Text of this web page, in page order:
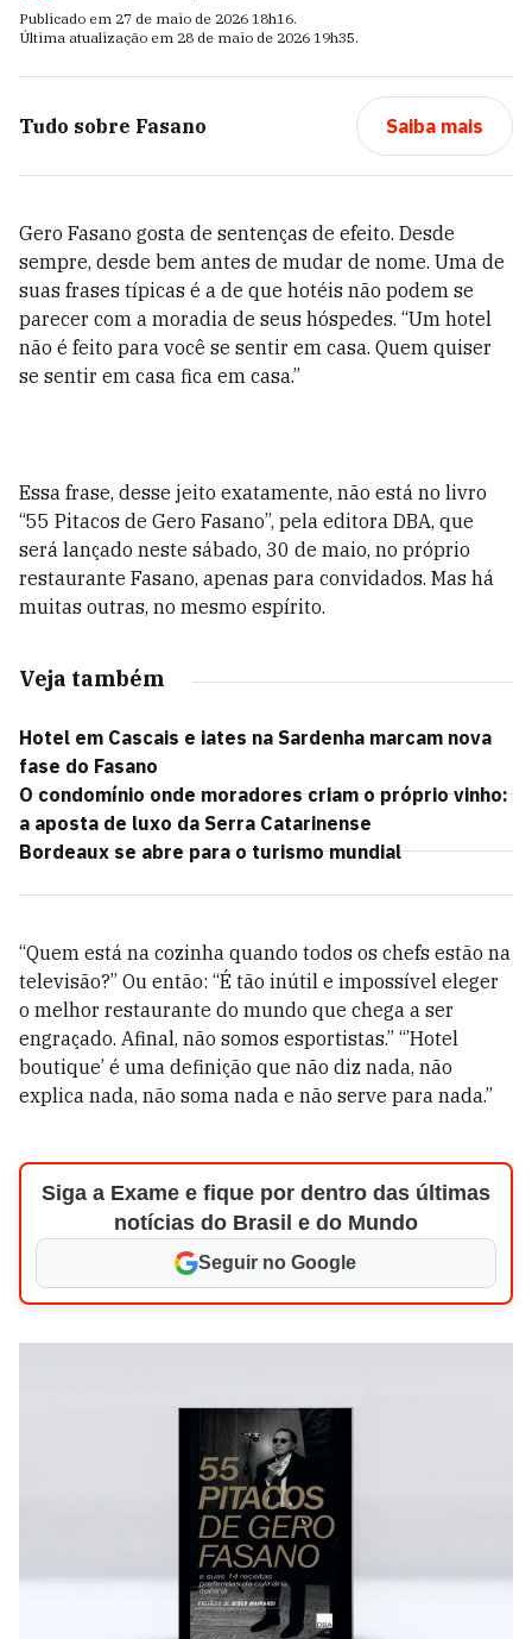
Publicado em 27 de maio de 2026 18h16.
Última atualização em 28 de maio de 2026 19h35.
Tudo sobre Fasano Saiba mais
Gero Fasano gosta de sentenças de efeito. Desde
sempre, desde bem antes de mudar de nome. Uma de
suas frases típicas é a de que hotéis não podem se
parecer com a moradia de seus hóspedes. “Um hotel
não é feito para você se sentir em casa. Quem quiser
se sentir em casa fica em casa.”
Essa frase, desse jeito exatamente, não está no livro
“55 Pitacos de Gero Fasano”, pela editora DBA, que
será lançado neste sábado, 30 de maio, no próprio
restaurante Fasano, apenas para convidados. Mas há
muitas outras, no mesmo espírito.
Veja também
Hotel em Cascais e iates na Sardenha marcam nova
fase do Fasano
O condomínio onde moradores criam o próprio vinho:
a aposta de luxo da Serra Catarinense
Bordeaux se abre para o turismo mundial
“Quem está na cozinha quando todos os chefs estão na
televisão?” Ou então: “É tão inútil e impossível eleger
o melhor restaurante do mundo que chega a ser
engraçado. Afinal, não somos esportistas.” “’Hotel
boutique’ é uma definição que não diz nada, não
explica nada, não soma nada e não serve para nada.”
Siga a Exame e fique por dentro das últimas
notícias do Brasil e do Mundo
Seguir no Google